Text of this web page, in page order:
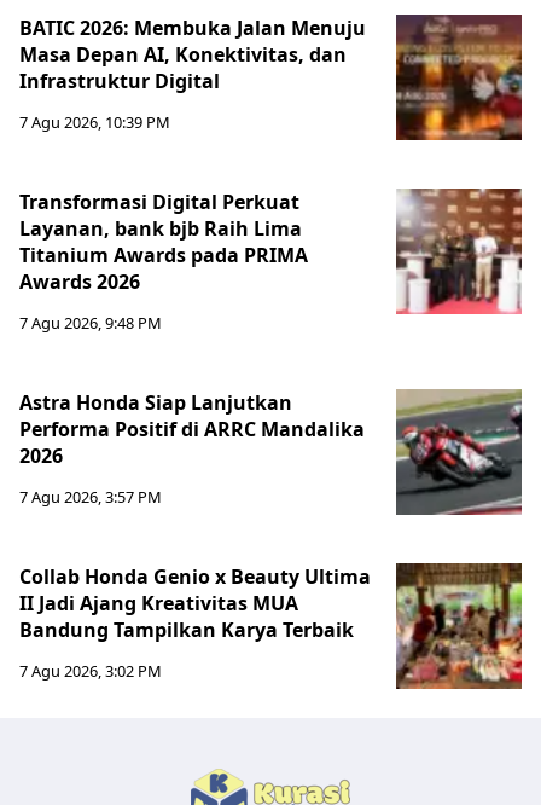
BATIC 2026: Membuka Jalan Menuju
Masa Depan AI, Konektivitas, dan
Infrastruktur Digital
7 Agu 2026, 10:39 PM
Transformasi Digital Perkuat
Layanan, bank bjb Raih Lima
Titanium Awards pada PRIMA
Awards 2026
7 Agu 2026, 9:48 PM
Astra Honda Siap Lanjutkan
Performa Positif di ARRC Mandalika
2026
7 Agu 2026, 3:57 PM
Collab Honda Genio x Beauty Ultima
II Jadi Ajang Kreativitas MUA
Bandung Tampilkan Karya Terbaik
7 Agu 2026, 3:02 PM